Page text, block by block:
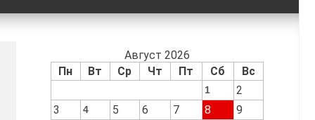
Август 2026
Пн
Вт Ср Чт Пт Сб Вс
1
2
3
4 5 6 7 8
9